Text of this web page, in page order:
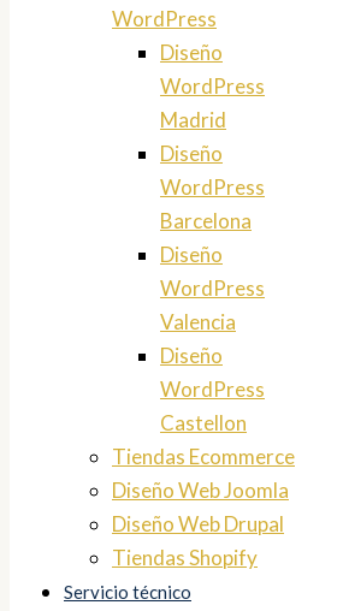
WordPress
Diseño
WordPress
Madrid
Diseño
WordPress
Barcelona
Diseño
WordPress
Valencia
Diseño
WordPress
Castellon
Tiendas Ecommerce
Diseño Web Joomla
Diseño Web Drupal
Tiendas Shopify
Servicio técnico